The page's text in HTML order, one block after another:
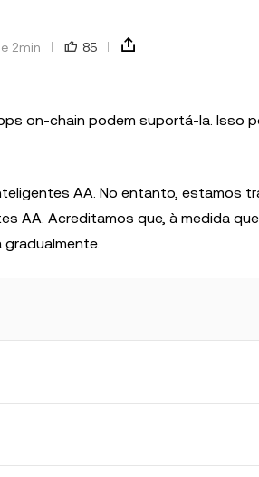
2min 85
on-chain podem suportá-la. Isso
AA. No entanto, estamos
AA. Acreditamos que, à medida